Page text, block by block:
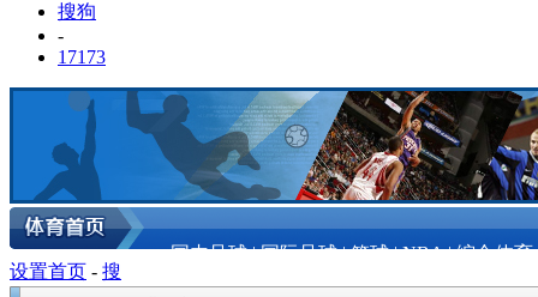
搜狗
-
17173
国内足球|国际足球|篮球|NBA|综合体育
设置首页 - 搜